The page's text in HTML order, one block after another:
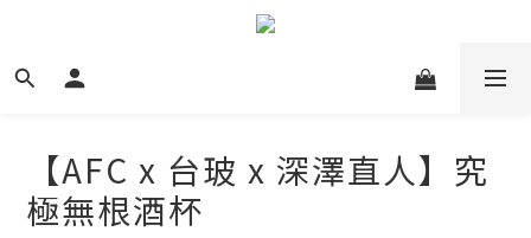
【AFC x 台玻 x 深澤直人】究
極無根酒杯